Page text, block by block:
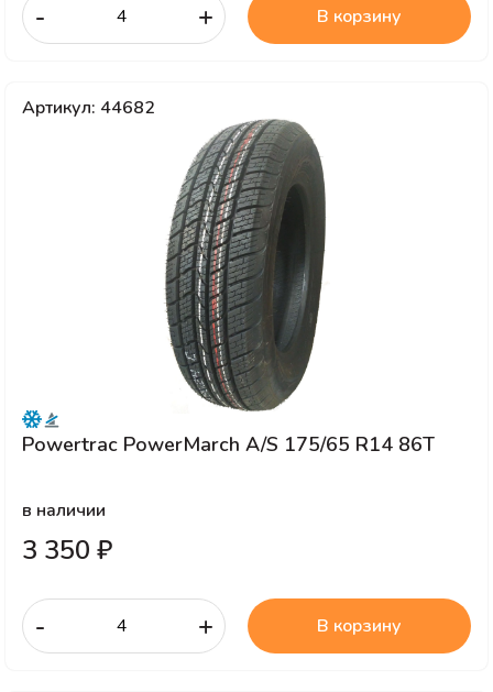
- + В корзину
Артикул: 44682
Powertrac PowerMarch A/S 175/65 R14 86T
в наличии
3 350 ₽
- + В корзину